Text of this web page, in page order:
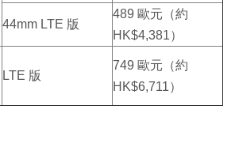
44mm LTE 版
489 歐元（約
HK$4,381）
LTE 版
749 歐元（約
HK$6,711）